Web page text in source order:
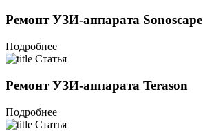
Ремонт УЗИ-аппарата Sonoscape
Подробнее
Статья
Ремонт УЗИ-аппарата Terason
Подробнее
Статья